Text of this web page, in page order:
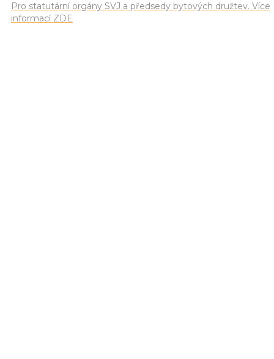
Pro statutární orgány SVJ a předsedy bytových družtev. Více
informací ZDE